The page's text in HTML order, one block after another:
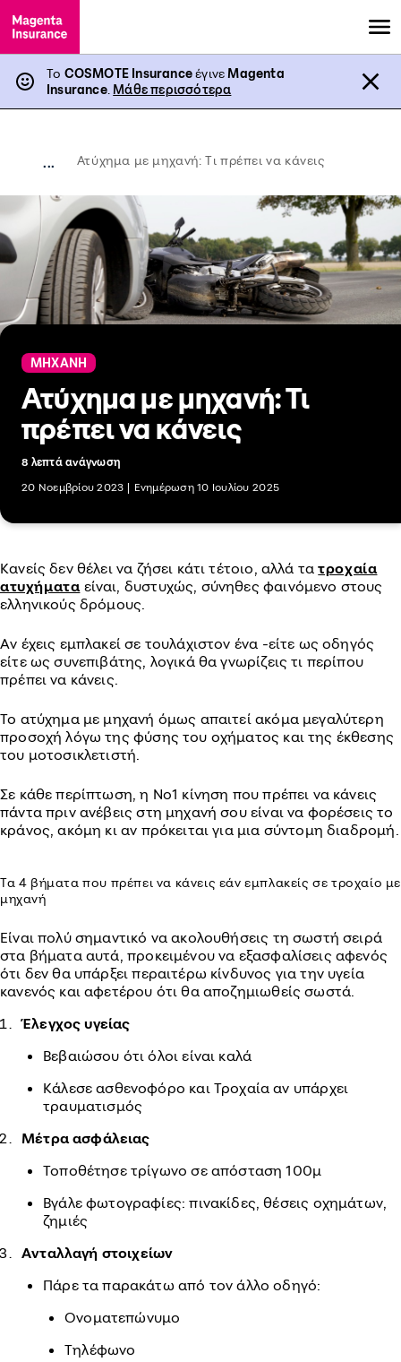
Το COSMOTE InsuranceέγινεMagenta
Insurance. Μάθε περισσότερα
... Ατύχημα με μηχανή: Τι πρέπει να κάνεις
ΜΗΧΑΝΗ
Ατύχημα με μηχανή: Τι
πρέπει να κάνεις
8 λεπτά ανάγνωση
20 Νοεμβρίου 2023 | Ενημέρωση 10 Ιουλίου 2025
Κανείς δεν θέλει να ζήσει κάτι τέτοιο, αλλά τατροχαία
ατυχήματαείναι, δυστυχώς, σύνηθες φαινόμενο στους
ελληνικούς δρόμους.
Αν έχεις εμπλακεί σε τουλάχιστον ένα -είτε ως οδηγός
είτε ως συνεπιβάτης, λογικά θα γνωρίζεις τι περίπου
πρέπει να κάνεις.
Το ατύχημα με μηχανή όμως απαιτεί ακόμα μεγαλύτερη
προσοχή λόγω της φύσης του οχήματος και της έκθεσης
του μοτοσικλετιστή.
Σε κάθε περίπτωση, η Νο1 κίνηση που πρέπει να κάνεις
πάντα πριν ανέβεις στη μηχανή σου είναι να φορέσεις το
κράνος, ακόμη κι αν πρόκειται για μια σύντομη διαδρομή.
Τα 4 βήματα που πρέπει να κάνεις εάν εμπλακείς σε τροχαίο με
μηχανή
Είναι πολύ σημαντικό να ακολουθήσεις τη σωστή σειρά
στα βήματα αυτά, προκειμένου να εξασφαλίσεις αφενός
ότι δεν θα υπάρξει περαιτέρω κίνδυνος για την υγεία
κανενός και αφετέρου ότι θα αποζημιωθείς σωστά.
Έλεγχος υγείας
Βεβαιώσου ότι όλοι είναι καλά
Κάλεσε ασθενοφόρο και Τροχαία αν υπάρχει
τραυματισμός
Μέτρα ασφάλειας
Τοποθέτησε τρίγωνο σε απόσταση 100μ
Βγάλε φωτογραφίες: πινακίδες, θέσεις οχημάτων,
ζημιές
Ανταλλαγή στοιχείων
Πάρε τα παρακάτω από τον άλλο οδηγό:
Ονοματεπώνυμο
Τηλέφωνο